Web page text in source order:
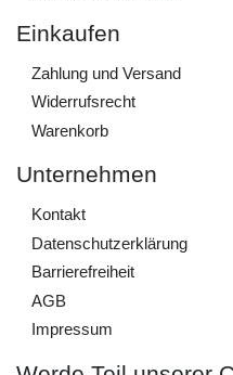
Einkaufen
Zahlung und Versand
Widerrufs­recht
Warenkorb
Unternehmen
Kontakt
Daten­schutz­erklärung
Barrierefreiheit
AGB
Impressum